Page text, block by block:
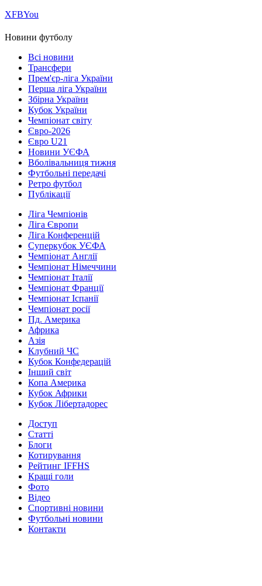
ХFBYou
Новини футболу
Всі новини
Трансфери
Прем'єр-ліга України
Перша ліга України
Збірна України
Кубок України
Чемпіонат світу
Євро-2026
Євро U21
Новини УЄФА
Вболівальниця тижня
Футбольні передачі
Ретро футбол
Публікації
Ліга Чемпіонів
Ліга Європи
Ліга Конференцій
Суперкубок УЄФА
Чемпіонат Англії
Чемпіонат Німеччини
Чемпіонат Італії
Чемпіонат Франції
Чемпіонат Іспанії
Чемпіонат росії
Пд. Америка
Африка
Азія
Клубний ЧС
Кубок Конфедерацій
Інший світ
Копа Америка
Кубок Африки
Кубок Лібертадорес
Доступ
Статті
Блоги
Котирування
Рейтинг IFFHS
Кращі голи
Фото
Відео
Спортивні новини
Футбольні новини
Контакти